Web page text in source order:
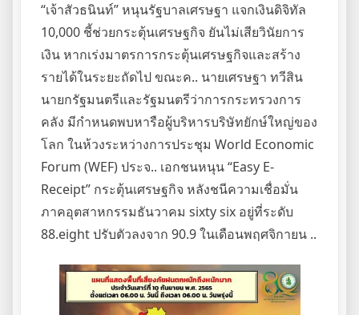
“เจ้าสัวธนินท์” หนุนรัฐบาลเศรษฐา แจกเงินดิจิทัล
10,000 ชี้ช่วยกระตุ้นเศรษฐกิจ ยันไม่เสียวินัยการ
เงิน หากเร่งมาตรการกระตุ้นเศรษฐกิจและสร้าง
รายได้ในระยะถัดไป ขณะค.. นายเศรษฐา ทวีสิน
นายกรัฐมนตรีและรัฐมนตรีว่าการกระทรวงการ
คลัง มีกำหนดพบหารือผู้บริหารบริษัทยักษ์ใหญ่ของ
โลก ในห้วงระหว่างการประชุม World Economic
Forum (WEF) ประจ.. เอกชนหนุน “Easy E-
Receipt” กระตุ้นเศรษฐกิจ หลังชนีความเชื่อมั่น
ภาคอุตสาหกรรมธันวาคม sixty six อยู่ที่ระดับ
88.eight ปรับตัวลงจาก 90.9 ในเดือนพฤศจิกายน ..